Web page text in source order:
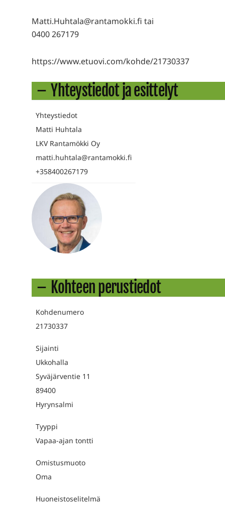
Matti.Huhtala@rantamokki.fi tai
0400 267179
https://www.etuovi.com/kohde/21730337
Yhteystiedot ja esittelyt
Yhteystiedot
Matti Huhtala
LKV Rantamökki Oy
matti.huhtala@rantamokki.fi
+358400267179
Kohteen perustiedot
Kohdenumero
21730337
Sijainti
Ukkohalla
Syväjärventie 11
89400
Hyrynsalmi
Tyyppi
Vapaa-ajan tontti
Omistusmuoto
Oma
Huoneistoselitelmä